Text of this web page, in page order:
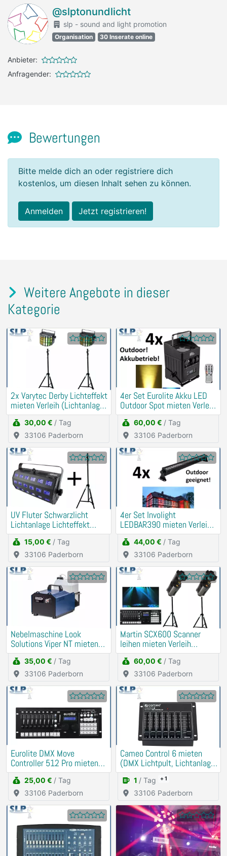
@slptonundlicht
slp - sound and light promotion
Organisation 30 Inserate online
Anbieter:
Anfragender:
Bewertungen
Bitte melde dich an oder registriere dich
kostenlos, um diesen Inhalt sehen zu können.
Anmelden Jetzt registrieren!
Weitere Angebote in dieser
Kategorie
2x Varytec Derby Lichteffekt
mieten Verleih (Lichtanlage,
Party)
30,00 € / Tag
33106 Paderborn
4er Set Eurolite Akku LED
Outdoor Spot mieten Verleih
(Musik, DJ)
60,00 € / Tag
33106 Paderborn
UV Fluter Schwarzlicht
Lichtanlage Lichteffekt
mieten Verleih
15,00 € / Tag
33106 Paderborn
4er Set Involight
LEDBAR390 mieten Verleih
(Beleuchtung, Uplight)
44,00 € / Tag
33106 Paderborn
Nebelmaschine Look
Solutions Viper NT mieten
Verleih
35,00 € / Tag
33106 Paderborn
Martin SCX600 Scanner
leihen mieten Verleih
(Strobo, Lichtanlage)
60,00 € / Tag
33106 Paderborn
Eurolite DMX Move
Controller 512 Pro mieten
(Lichtpult)
25,00 € / Tag
33106 Paderborn
Cameo Control 6 mieten
(DMX Lichtpult, Lichtanlage,
Party)
1 / Tag + 1
33106 Paderborn